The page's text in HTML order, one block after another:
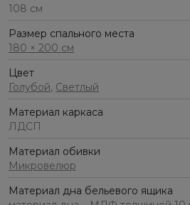
108 см
Размер спального места
180 × 200 см
Цвет
Голубой, Светлый
Материал каркаса
ЛДСП
Материал обивки
Микровелюр
Материал дна бельевого ящика